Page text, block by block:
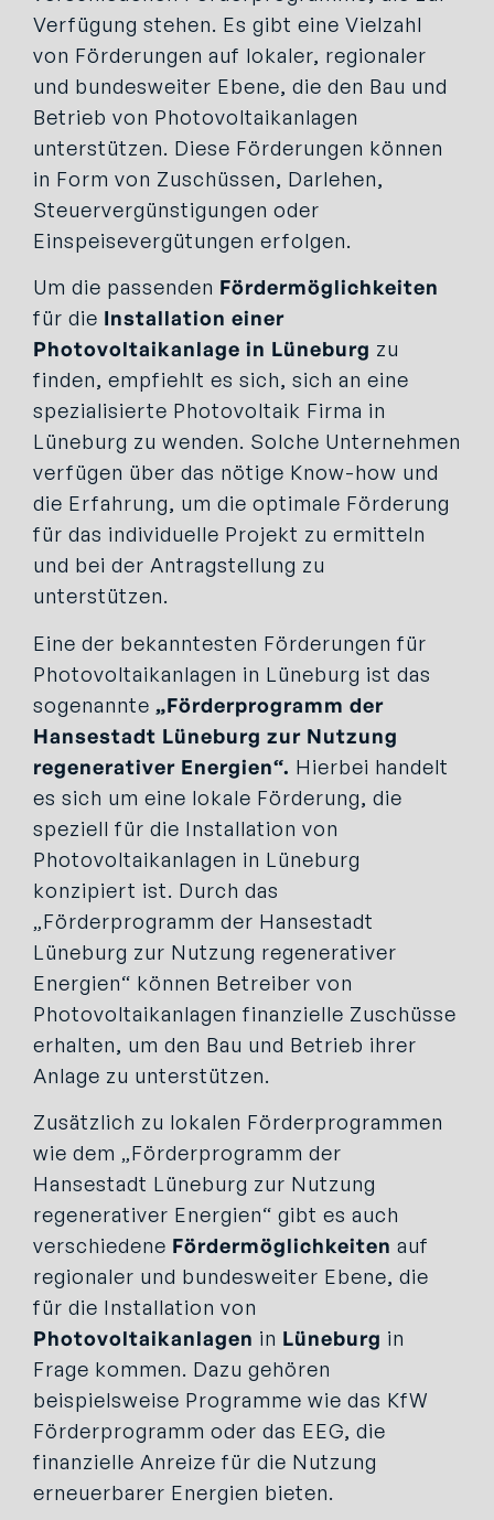
Verfügung stehen. Es gibt eine Vielzahl
von Förderungen auf lokaler, regionaler
und bundesweiter Ebene, die den Bau und
Betrieb von Photovoltaikanlagen
unterstützen. Diese Förderungen können
in Form von Zuschüssen, Darlehen,
Steuervergünstigungen oder
Einspeisevergütungen erfolgen.
Um die passenden Fördermöglichkeiten
für die Installation einer
Photovoltaikanlage in Lüneburg zu
finden, empfiehlt es sich, sich an eine
spezialisierte Photovoltaik Firma in
Lüneburg zu wenden. Solche Unternehmen
verfügen über das nötige Know-how und
die Erfahrung, um die optimale Förderung
für das individuelle Projekt zu ermitteln
und bei der Antragstellung zu
unterstützen.
Eine der bekanntesten Förderungen für
Photovoltaikanlagen in Lüneburg ist das
sogenannte „Förderprogramm der
Hansestadt Lüneburg zur Nutzung
regenerativer Energien“. Hierbei handelt
es sich um eine lokale Förderung, die
speziell für die Installation von
Photovoltaikanlagen in Lüneburg
konzipiert ist. Durch das
„Förderprogramm der Hansestadt
Lüneburg zur Nutzung regenerativer
Energien“ können Betreiber von
Photovoltaikanlagen finanzielle Zuschüsse
erhalten, um den Bau und Betrieb ihrer
Anlage zu unterstützen.
Zusätzlich zu lokalen Förderprogrammen
wie dem „Förderprogramm der
Hansestadt Lüneburg zur Nutzung
regenerativer Energien“ gibt es auch
verschiedene Fördermöglichkeiten auf
regionaler und bundesweiter Ebene, die
für die Installation von
Photovoltaikanlagen in Lüneburg in
Frage kommen. Dazu gehören
beispielsweise Programme wie das KfW
Förderprogramm oder das EEG, die
finanzielle Anreize für die Nutzung
erneuerbarer Energien bieten.